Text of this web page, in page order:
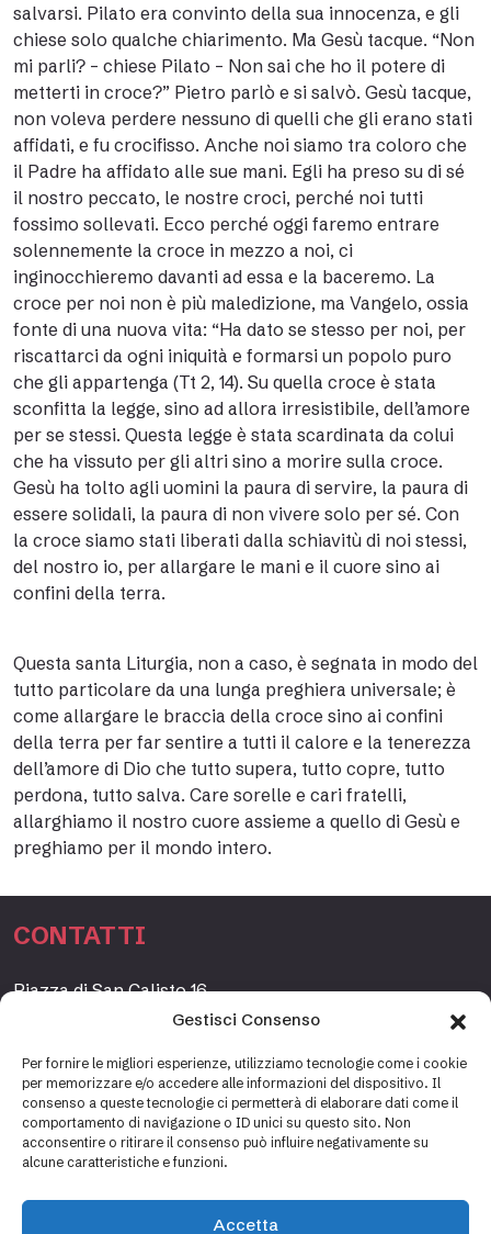
Gestisci Consenso
Per fornire le migliori esperienze, utilizziamo tecnologie come i cookie
per memorizzare e/o accedere alle informazioni del dispositivo. Il
consenso a queste tecnologie ci permetterà di elaborare dati come il
comportamento di navigazione o ID unici su questo sito. Non
acconsentire o ritirare il consenso può influire negativamente su
alcune caratteristiche e funzioni.
Accetta
salvarsi. Pilato era convinto della sua innocenza, e gli
chiese solo qualche chiarimento. Ma Gesù tacque. “Non
mi parli? – chiese Pilato – Non sai che ho il potere di
metterti in croce?” Pietro parlò e si salvò. Gesù tacque,
non voleva perdere nessuno di quelli che gli erano stati
affidati, e fu crocifisso. Anche noi siamo tra coloro che
il Padre ha affidato alle sue mani. Egli ha preso su di sé
il nostro peccato, le nostre croci, perché noi tutti
fossimo sollevati. Ecco perché oggi faremo entrare
solennemente la croce in mezzo a noi, ci
inginocchieremo davanti ad essa e la baceremo. La
croce per noi non è più maledizione, ma Vangelo, ossia
fonte di una nuova vita: “Ha dato se stesso per noi, per
riscattarci da ogni iniquità e formarsi un popolo puro
che gli appartenga (Tt 2, 14). Su quella croce è stata
sconfitta la legge, sino ad allora irresistibile, dell’amore
per se stessi. Questa legge è stata scardinata da colui
che ha vissuto per gli altri sino a morire sulla croce.
Gesù ha tolto agli uomini la paura di servire, la paura di
essere solidali, la paura di non vivere solo per sé. Con
la croce siamo stati liberati dalla schiavitù di noi stessi,
del nostro io, per allargare le mani e il cuore sino ai
confini della terra.
Questa santa Liturgia, non a caso, è segnata in modo del
tutto particolare da una lunga preghiera universale; è
come allargare le braccia della croce sino ai confini
della terra per far sentire a tutti il calore e la tenerezza
dell’amore di Dio che tutto supera, tutto copre, tutto
perdona, tutto salva. Care sorelle e cari fratelli,
allarghiamo il nostro cuore assieme a quello di Gesù e
preghiamo per il mondo intero.
CONTATTI
Piazza di San Calisto 16,
www.fondazioneetagrande.org
SEGRETERIA
info@fondazioneetagrande.it